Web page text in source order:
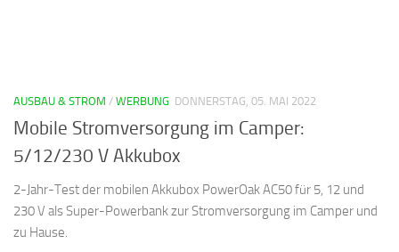
AUSBAU & STROM / WERBUNG DONNERSTAG, 05. MAI 2022
Mobile Stromversorgung im Camper:
5/12/230 V Akkubox
2-Jahr-Test der mobilen Akkubox PowerOak AC50 für 5, 12 und
230 V als Super-Powerbank zur Stromversorgung im Camper und
zu Hause.